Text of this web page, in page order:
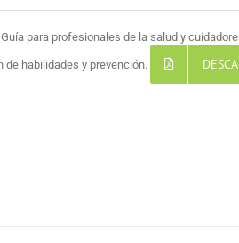
para profesionales de la salud y
habilidades y prevención.